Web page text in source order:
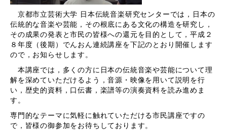
京都市立芸術大学 日本伝統音楽研究センターでは，日本の
伝統的な音楽や芸能，その根底にある文化の構造を研究し，
その成果の発表と市民の皆様への還元を目的として，平成２
８年度（後期）でんおん連続講座を下記のとおり開催します
ので，お知らせします。
本講座では，多くの方に日本の伝統音楽や芸能について理
解を深めていただけるよう，音源・映像を用いて説明を行
い，歴史的資料，口伝書，楽譜等の演奏資料を読み進めま
す。
専門的なテーマに気軽に触れていただける市民講座ですの
で，皆様の御参加をお待ちしております。